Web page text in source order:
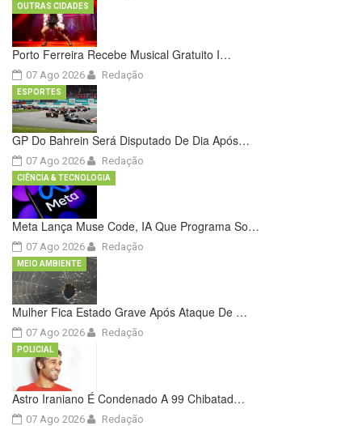
Porto Ferreira Recebe Musical Gratuito I…
07 Ago 2026
OUTRAS CIDADES
Redação
GP Do Bahrein Será Disputado De Dia Após…
07 Ago 2026
ESPORTES
Redação
Meta Lança Muse Code, IA Que Programa So…
07 Ago 2026
CIÊNCIA & TECNOLOGIA
Redação
Mulher Fica Estado Grave Após Ataque De …
07 Ago 2026
MEIO AMBIENTE
Redação
Astro Iraniano É Condenado A 99 Chibatad…
07 Ago 2026
POLICIAL
Redação